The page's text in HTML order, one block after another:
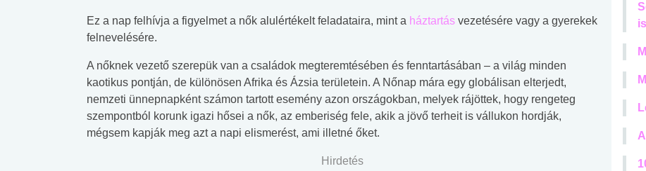
Ez a nap felhívja a figyelmet a nők alulértékelt feladataira, mint a háztartás vezetésére vagy a gyerekek
felnevelésére.
A nőknek vezető szerepük van a családok megteremtésében és fenntartásában – a világ minden
kaotikus pontján, de különösen Afrika és Ázsia területein. A Nőnap mára egy globálisan elterjedt,
nemzeti ünnepnapként számon tartott esemény azon országokban, melyek rájöttek, hogy rengeteg
szempontból korunk igazi hősei a nők, az emberiség fele, akik a jövő terheit is vállukon hordják,
mégsem kapják meg azt a napi elismerést, ami illetné őket.
Hirdetés